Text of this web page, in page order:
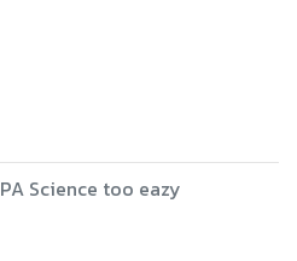
PA Science too eazy